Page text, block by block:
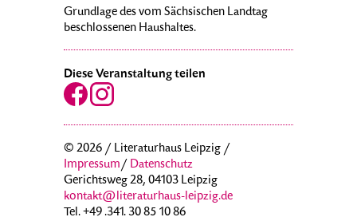
Grundlage des vom Sächsischen Landtag
beschlossenen Haushaltes.
Diese Veranstaltung teilen
© 2026 / Literaturhaus Leipzig /
Impressum/ Datenschutz
Gerichtsweg 28, 04103 Leipzig
kontakt@literaturhaus-leipzig.de
Tel. +49 .341. 30 85 10 86